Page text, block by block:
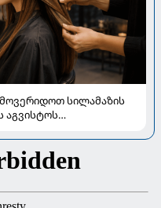
სილამაზის
აგვისტოს